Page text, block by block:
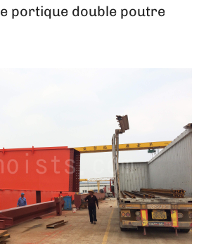
portique double poutre